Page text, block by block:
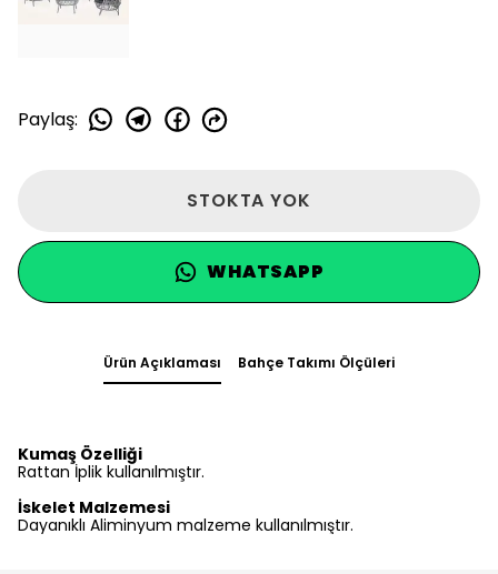
Paylaş:
STOKTA YOK
WHATSAPP
Ürün Açıklaması Bahçe Takımı Ölçüleri
Kumaş Özelliği
Rattan İplik kullanılmıştır.
İskelet Malzemesi
Dayanıklı Aliminyum malzeme kullanılmıştır.